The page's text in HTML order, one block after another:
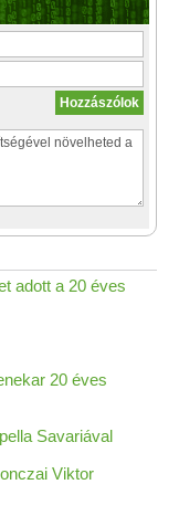
adott a 20 éves
20 éves
Savariával
Viktor